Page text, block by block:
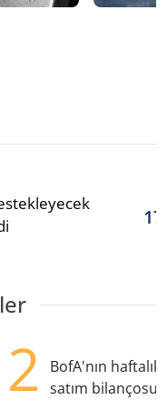
2
BofA'nın haftalık
satım bilançosu: